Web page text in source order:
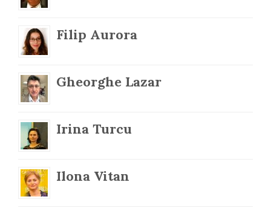
Filip Aurora
Gheorghe Lazar
Irina Turcu
Ilona Vitan